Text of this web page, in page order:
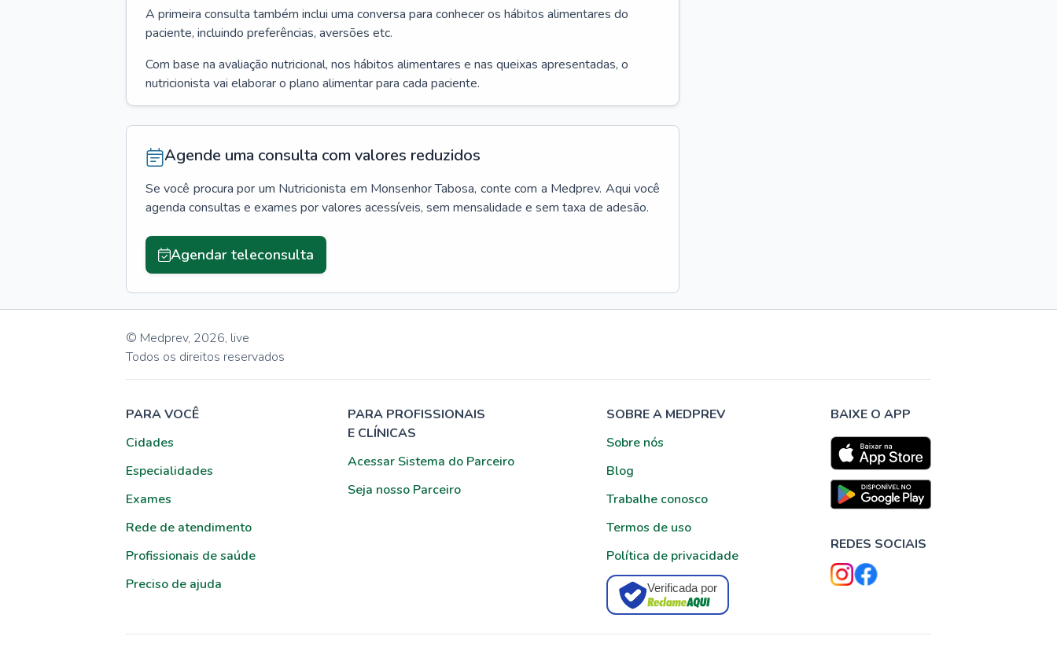
A primeira consulta também inclui uma conversa para conhecer os hábitos alimentares do
paciente, incluindo preferências, aversões etc.
Com base na avaliação nutricional, nos hábitos alimentares e nas queixas apresentadas, o
nutricionista vai elaborar o plano alimentar para cada paciente.
Agende uma consulta com valores reduzidos
Se você procura por um Nutricionista em Monsenhor Tabosa, conte com a Medprev. Aqui você
agenda consultas e exames por valores acessíveis, sem mensalidade e sem taxa de adesão.
Agendar teleconsulta
© Medprev, 2026, live
Todos os direitos reservados
PARA VOCÊ
Cidades
Especialidades
Exames
Rede de atendimento
Profissionais de saúde
Preciso de ajuda
PARA PROFISSIONAIS
E CLÍNICAS
Acessar Sistema do Parceiro
Seja nosso Parceiro
SOBRE A MEDPREV
Sobre nós
Blog
Trabalhe conosco
Termos de uso
Política de privacidade
Verificada por
BAIXE O APP
REDES SOCIAIS